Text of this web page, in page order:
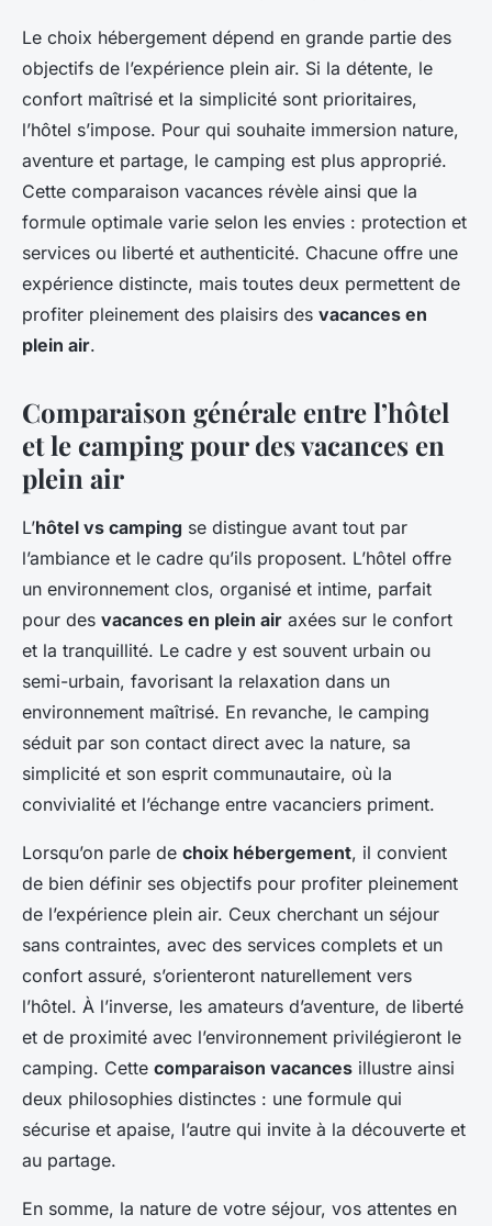
Le choix hébergement dépend en grande partie des
objectifs de l’expérience plein air. Si la détente, le
confort maîtrisé et la simplicité sont prioritaires,
l’hôtel s’impose. Pour qui souhaite immersion nature,
aventure et partage, le camping est plus approprié.
Cette comparaison vacances révèle ainsi que la
formule optimale varie selon les envies : protection et
services ou liberté et authenticité. Chacune offre une
expérience distincte, mais toutes deux permettent de
profiter pleinement des plaisirs des vacances en
plein air.
Comparaison générale entre l’hôtel
et le camping pour des vacances en
plein air
L’hôtel vs camping se distingue avant tout par
l’ambiance et le cadre qu’ils proposent. L’hôtel offre
un environnement clos, organisé et intime, parfait
pour des vacances en plein air axées sur le confort
et la tranquillité. Le cadre y est souvent urbain ou
semi-urbain, favorisant la relaxation dans un
environnement maîtrisé. En revanche, le camping
séduit par son contact direct avec la nature, sa
simplicité et son esprit communautaire, où la
convivialité et l’échange entre vacanciers priment.
Lorsqu’on parle de choix hébergement, il convient
de bien définir ses objectifs pour profiter pleinement
de l’expérience plein air. Ceux cherchant un séjour
sans contraintes, avec des services complets et un
confort assuré, s’orienteront naturellement vers
l’hôtel. À l’inverse, les amateurs d’aventure, de liberté
et de proximité avec l’environnement privilégieront le
camping. Cette comparaison vacances illustre ainsi
deux philosophies distinctes : une formule qui
sécurise et apaise, l’autre qui invite à la découverte et
au partage.
En somme, la nature de votre séjour, vos attentes en